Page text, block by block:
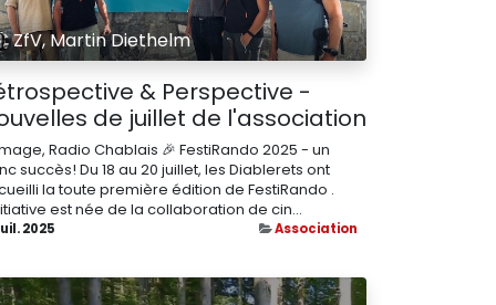
ZfV, Martin Diethelm
& Perspective -
de juillet de l'association
Radio Chablais 🎉 FestiRando 2025 - un
succès! Du 18 au 20 juillet, les Diablerets ont
la toute première édition de FestiRando .
est née de la collaboration de cin...
2025 Association